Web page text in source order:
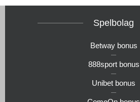
Spelbolag
Betway bonus
888sport bonus
Unibet bonus